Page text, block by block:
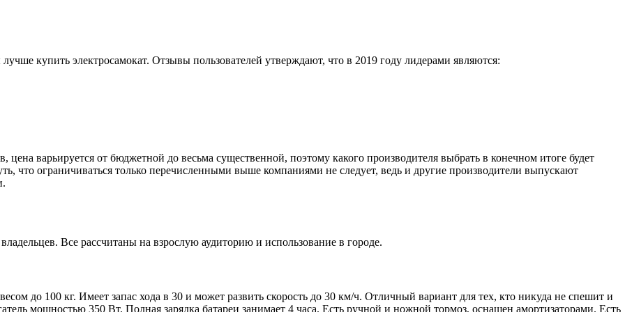
купить электросамокат. Отзывы пользователей утверждают, что в 2019 году лидерами являются:
цена варьируется от бюджетной до весьма существенной, поэтому какого производителя выбрать в конечном итоге будет
что ограничиваться только перечисленными выше компаниями не следует, ведь и другие производители выпускают
Все рассчитаны на взрослую аудиторию и использование в городе.
до 100 кг. Имеет запас хода в 30 и может развить скорость до 30 км/ч. Отличный вариант для тех, кто никуда не спешит и
мощностью 350 Вт. Полная зарядка батареи занимает 4 часа. Есть ручной и ножной тормоз, оснащен амортизаторами. Есть